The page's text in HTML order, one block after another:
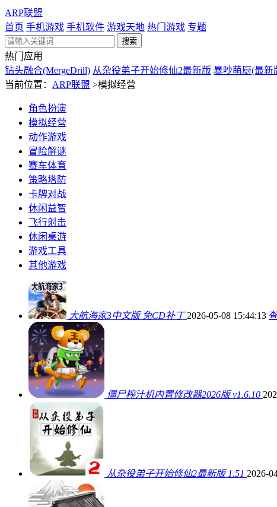
ARP联盟
首页 手机游戏 手机软件 游戏天地 热门游戏 专题
热门应用
钻头融合(MergeDrill) 从杂役弟子开始修仙2最新版 暴吵萌厨(最新
当前位置： ARP联盟 >模拟经营
角色扮演
模拟经营
动作游戏
冒险解谜
赛车体育
策略塔防
卡牌对战
休闲益智
飞行射击
休闲桌游
游戏工具
其他游戏
大航海家3中文版 免CD补丁 2026-05-08 15:44:13
僵尸榨汁机内置修改器2026版 v1.6.10
从杂役弟子开始修仙2最新版 1.51 2026-